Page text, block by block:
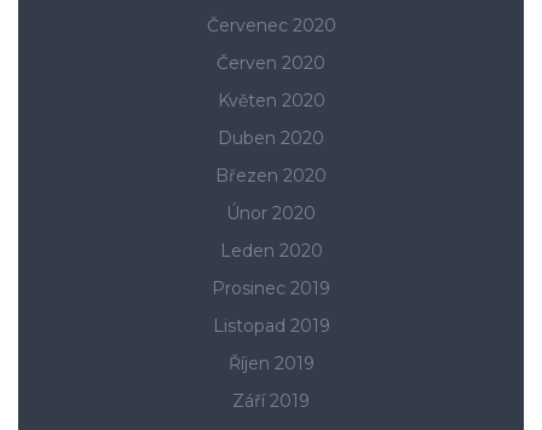
Červenec 2020
Červen 2020
Květen 2020
Duben 2020
Březen 2020
Únor 2020
Leden 2020
Prosinec 2019
Listopad 2019
Říjen 2019
Září 2019